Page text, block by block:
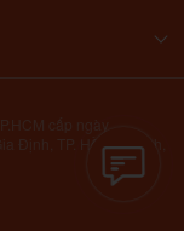
Định, TP. Hồ Chí Minh,